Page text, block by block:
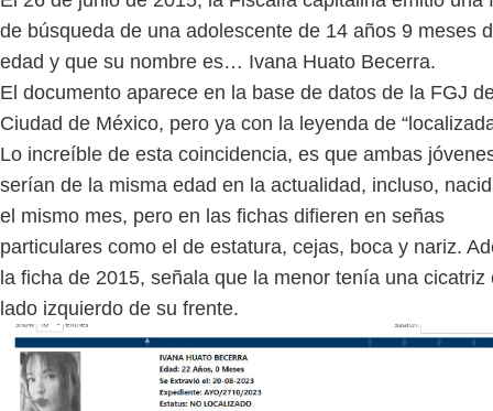
de búsqueda de una adolescente de 14 años 9 meses
edad y que su nombre es… Ivana Huato Becerra.
El documento aparece en la base de datos de la FGJ
Ciudad de México, pero ya con la leyenda de
Lo increíble de esta coincidencia, es que ambas
serían de la misma edad en la actualidad, incluso,
el mismo mes, pero en las fichas difieren en señas
particulares como el de estatura, cejas, boca y nariz.
la ficha de 2015, señala que la menor tenía una cicatriz
lado izquierdo de su frente.